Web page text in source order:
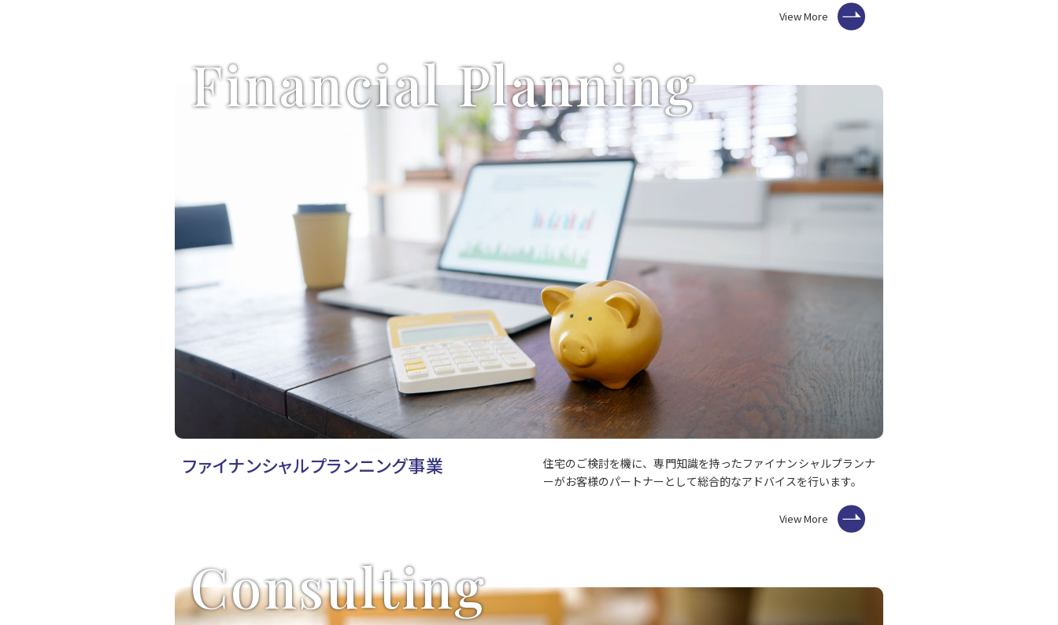
View More
ファイナンシャルプランニング事業
Financial Planning
住宅のご検討を機に、専門知識を持ったファイナンシャルプランナ
ーがお客様のパートナーとして総合的なアドバイスを行います。
View More
Consulting